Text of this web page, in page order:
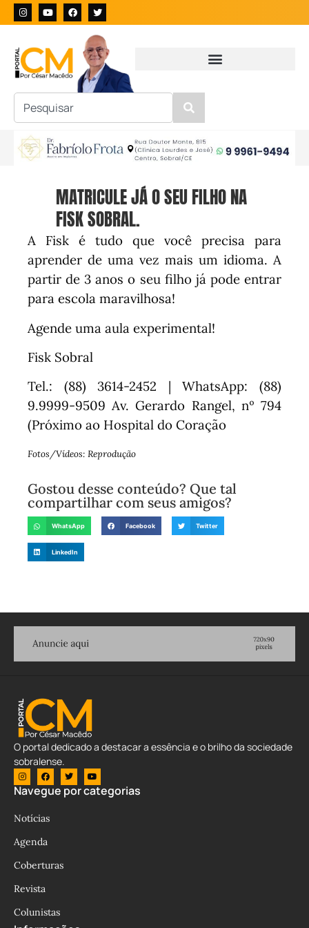
MATRICULE JÁ O SEU FILHO NA
FISK SOBRAL.
A Fisk é tudo que você precisa para
aprender de uma vez mais um idioma. A
partir de 3 anos o seu filho já pode entrar
para escola maravilhosa!
Agende uma aula experimental!
Fisk Sobral
Tel.: (88) 3614-2452 | WhatsApp: (88)
9.9999-9509 Av. Gerardo Rangel, nº 794
(Próximo ao Hospital do Coração
Fotos/Vídeos: Reprodução
Gostou desse conteúdo? Que tal
compartilhar com seus amigos?
WhatsApp Facebook Twitter
LinkedIn
O portal dedicado a destacar a essência e o brilho da sociedade
sobralense.
Navegue por categorias
Notícias
Agenda
Coberturas
Revista
Colunistas